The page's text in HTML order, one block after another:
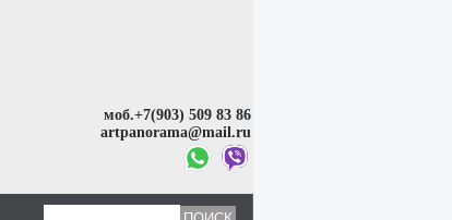
моб.+7(903) 509 83 86
artpanorama@mail.ru